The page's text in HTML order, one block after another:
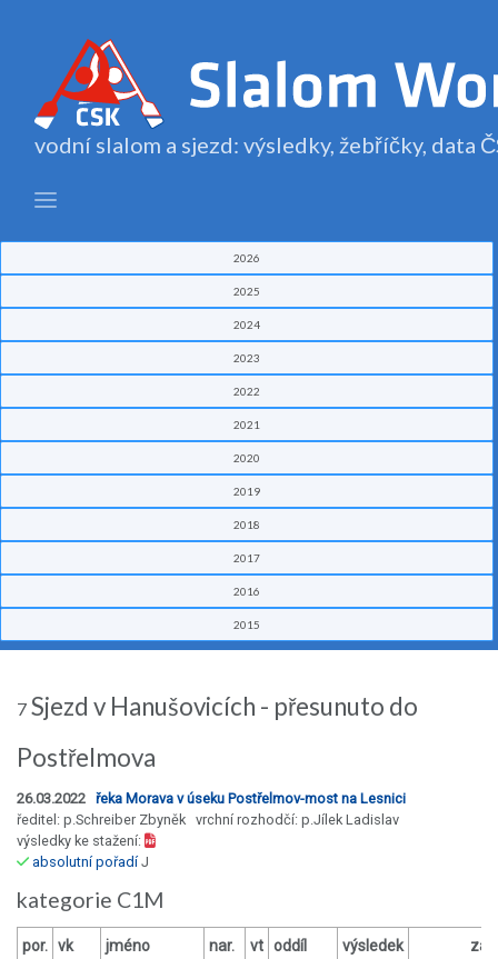
vodní slalom a sjezd: výsledky, žebříčky, data
2026
2025
2024
2023
2022
2021
2020
2019
2018
2017
2016
2015
7 Sjezd v Hanušovicích - přesunuto do
Postřelmova
26.03.2022 řeka Morava v úseku Postřelmov-most na Lesnici
ředitel: p.Schreiber Zbyněk vrchní rozhodčí: p.Jílek Ladislav
výsledky ke stažení:
absolutní pořadíJ
kategorie C1M
por. vk jméno nar. vt oddíl výsledek
za